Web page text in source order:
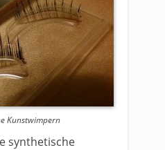
Kunstwimpern
synthetische